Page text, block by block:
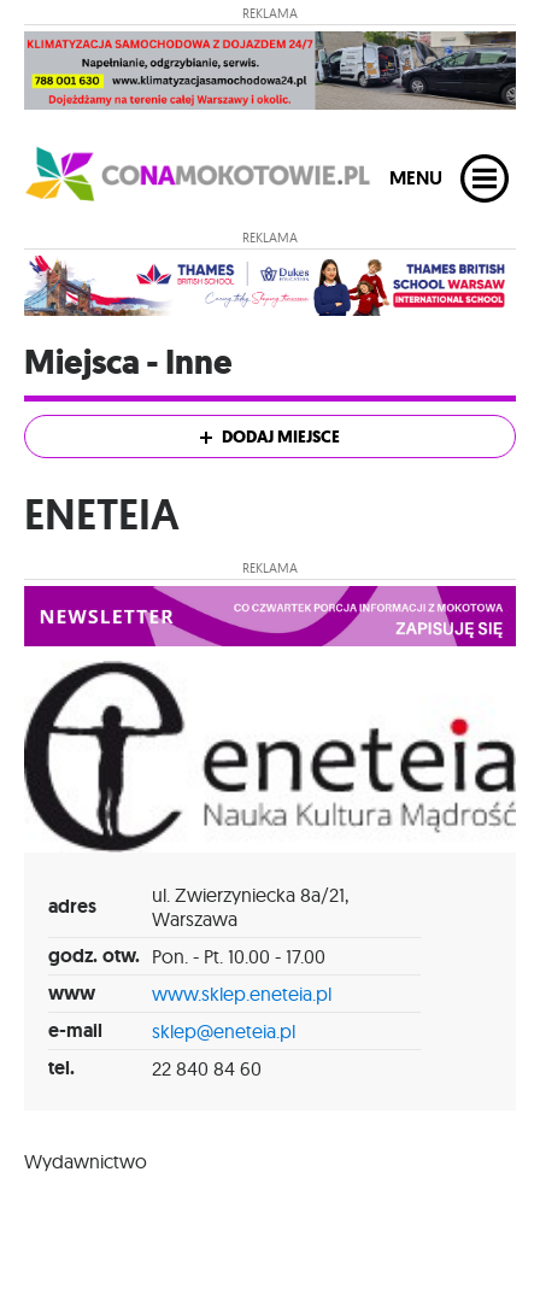
REKLAMA
MENU
REKLAMA
Miejsca - Inne
DODAJ MIEJSCE
ENETEIA
REKLAMA
adres
ul. Zwierzyniecka 8a/21,
Warszawa
godz. otw. Pon. - Pt. 10.00 - 17.00
www www.sklep.eneteia.pl
e-mail sklep@eneteia.pl
tel. 22 840 84 60
Wydawnictwo